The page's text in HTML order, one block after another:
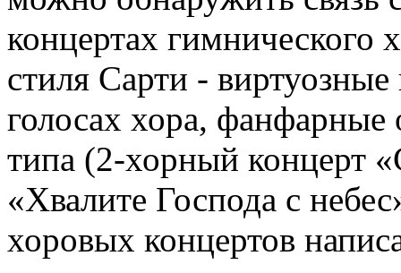
концертах гимнического
стиля Сарти -
голосах хора, фанфарные
типа (2-хорный концерт
«Хвалите Господа с
хоровых концертов